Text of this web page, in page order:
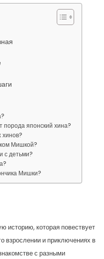
порода японский хина?
хинов?
Мишкой?
с детьми?
Мишки?
историю, которая повествует
взрослении и приключениях в
с разными